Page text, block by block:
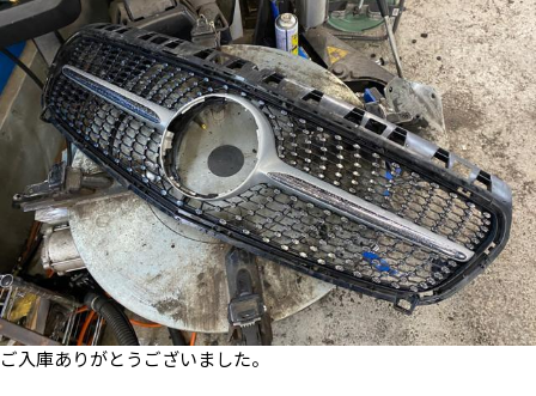
ご入庫ありがとうございました。